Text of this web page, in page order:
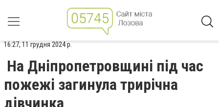
16:27, 11 грудня 2024 р.
На Дніпропетровщині під час
пожежі загинула трирічна
дівчинка